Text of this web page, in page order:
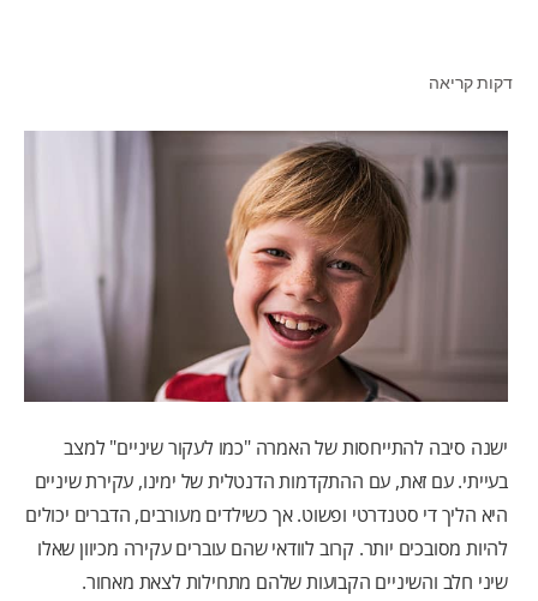
דקות קריאה
ישנה סיבה להתייחסות של האמרה "כמו לעקור שיניים" למצב
בעייתי. עם זאת, עם ההתקדמות הדנטלית של ימינו, עקירת שיניים
היא הליך די סטנדרטי ופשוט. אך כשילדים מעורבים, הדברים יכולים
להיות מסובכים יותר. קרוב לוודאי שהם עוברים עקירה מכיוון שאלו
שיני חלב והשיניים הקבועות שלהם מתחילות לצאת מאחור.